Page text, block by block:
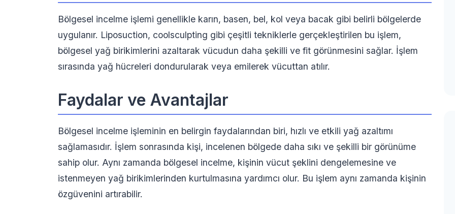
Bölgesel incelme işlemi genellikle karın, basen, bel, kol veya bacak gibi belirli bölgelerde
uygulanır. Liposuction, coolsculpting gibi çeşitli tekniklerle gerçekleştirilen bu işlem,
bölgesel yağ birikimlerini azaltarak vücudun daha şekilli ve fit görünmesini sağlar. İşlem
sırasında yağ hücreleri dondurularak veya emilerek vücuttan atılır.
Faydalar ve Avantajlar
Bölgesel incelme işleminin en belirgin faydalarından biri, hızlı ve etkili yağ azaltımı
sağlamasıdır. İşlem sonrasında kişi, incelenen bölgede daha sıkı ve şekilli bir görünüme
sahip olur. Aynı zamanda bölgesel incelme, kişinin vücut şeklini dengelemesine ve
istenmeyen yağ birikimlerinden kurtulmasına yardımcı olur. Bu işlem aynı zamanda kişinin
özgüvenini artırabilir.